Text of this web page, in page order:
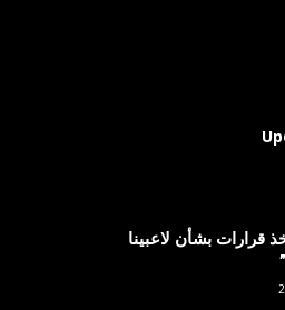
قرارات بشأن لاعبينا